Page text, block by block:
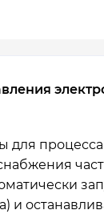
для
и